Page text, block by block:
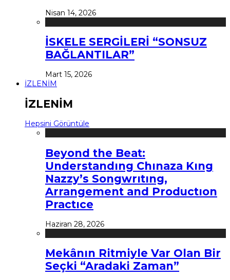
Nisan 14, 2026
İSKELE SERGİLERİ “SONSUZ
BAĞLANTILAR”
Mart 15, 2026
İZLENİM
İZLENİM
Hepsini Görüntüle
Beyond the Beat:
Understandıng Chınaza Kıng
Nazzy’s Songwrıtıng,
Arrangement and Productıon
Practıce
Haziran 28, 2026
Mekânın Ritmiyle Var Olan Bir
Seçki “Aradaki Zaman”